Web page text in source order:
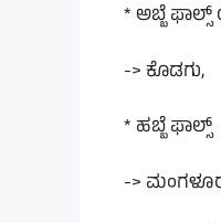
* ಅಬ್ಬೆ
-> ಕೊಡಗು,
* ಹಬ್ಬೆ ಫಾಲ್ಸ್
->